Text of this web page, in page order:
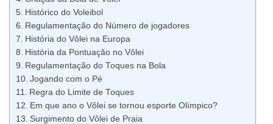
Histórico do Voleibol
Regulamentação do Número de jogadores
História do Vôlei na Europa
História da Pontuação no Vôlei
Regulamentação do Toques na Bola
Jogando com o Pé
Regra do Limite de Toques
Em que ano o Vôlei se tornou esporte Olímpico?
Surgimento do Vôlei de Praia